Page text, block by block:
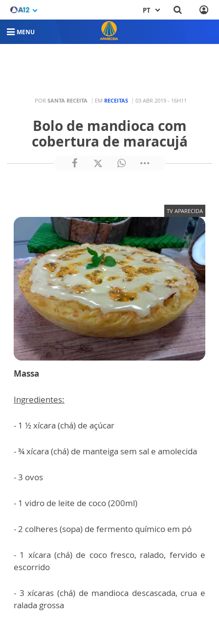
PT
MENU
POR SANTA RECEITA EM RECEITAS 03 ABR 2019 - 16H11
Bolo de mandioca com
cobertura de maracujá
TV APARECIDA
Massa
Ingredientes:
- 1 ½ xícara (chá) de açúcar
- ¾ xícara (chá) de manteiga sem sal e amolecida
- 3 ovos
- 1 vidro de leite de coco (200ml)
- 2 colheres (sopa) de fermento químico em pó
- 1 xícara (chá) de coco fresco, ralado, fervido e
escorrido
- 3 xícaras (chá) de mandioca descascada, crua e
ralada grossa